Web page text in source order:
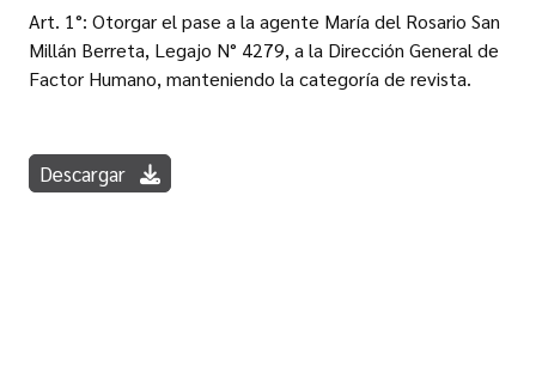
Art. 1°: Otorgar el pase a la agente María del Rosario San
Millán Berreta, Legajo N° 4279, a la Dirección General de
Factor Humano, manteniendo la categoría de revista.
Descargar